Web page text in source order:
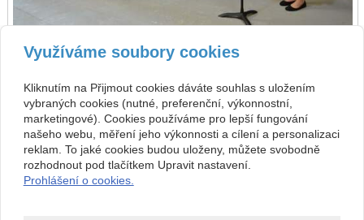
Kontakt
Základní umělecká škola
Komenského 189, 27101
Nové Strašecí
47013729
+420 313 572 441
info@zusnovestraseci.cz
Využíváme soubory cookies
Kliknutím na Přijmout cookies dáváte souhlas s uložením
vybraných cookies (nutné, preferenční, výkonnostní,
marketingové). Cookies používáme pro lepší fungování
našeho webu, měření jeho výkonnosti a cílení a personalizaci
reklam. To jaké cookies budou uloženy, můžete svobodně
rozhodnout pod tlačítkem Upravit nastavení.
Prohlášení o cookies.